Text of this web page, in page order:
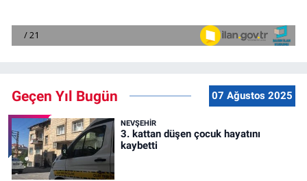
Geçen Yıl Bugün 07 Ağustos 2025
NEVŞEHIR
3. kattan düşen çocuk hayatını
kaybetti